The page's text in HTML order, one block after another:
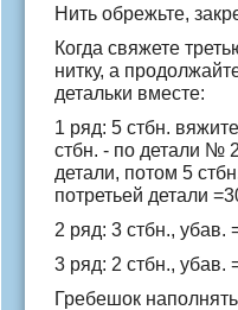
Нить обрежьте,
Когда свяжете
нитку, а
детальки вместе:
1 ряд: 5 стбн.
стбн. - по детали №
детали, потом 5
потретьей детали
2 ряд: 3 стбн., убав.
3 ряд: 2 стбн., убав.
Гребешок